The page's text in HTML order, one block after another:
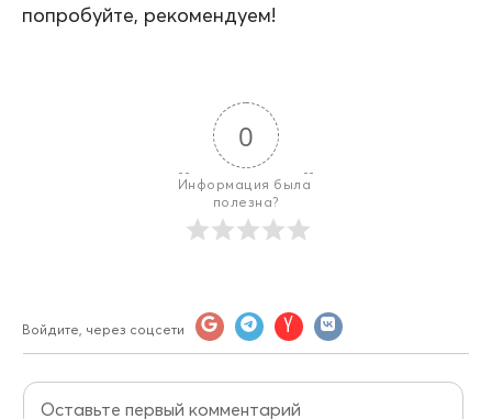
попробуйте, рекомендуем!
0
Информация была
полезна?
Войдите, через соцсети